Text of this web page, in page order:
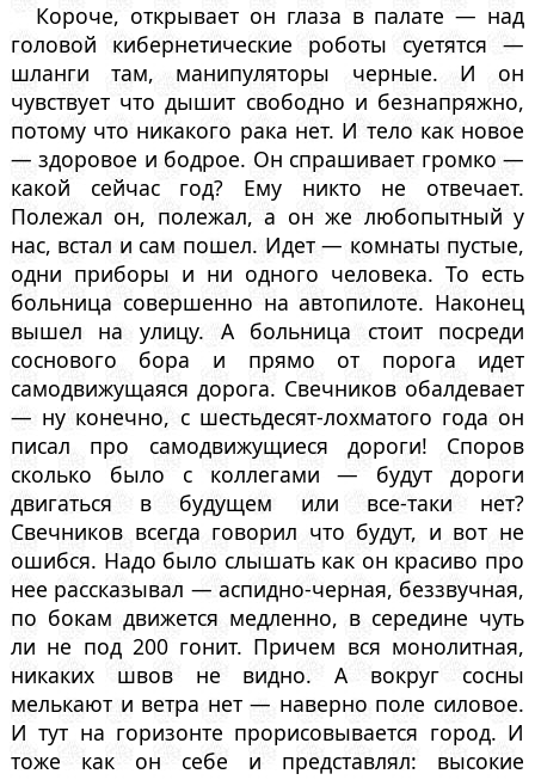
Короче, открывает он глаза в палате — над
головой кибернетические роботы суетятся —
шланги там, манипуляторы черные. И он
чувствует что дышит свободно и безнапряжно,
потому что никакого рака нет. И тело как новое
— здоровое и бодрое. Он спрашивает громко —
какой сейчас год? Ему никто не отвечает.
Полежал он, полежал, а он же любопытный у
нас, встал и сам пошел. Идет — комнаты пустые,
одни приборы и ни одного человека. То есть
больница совершенно на автопилоте. Наконец
вышел на улицу. А больница стоит посреди
соснового бора и прямо от порога идет
самодвижущаяся дорога. Свечников обалдевает
— ну конечно, с шестьдесят-лохматого года он
писал про самодвижущиеся дороги! Споров
сколько было с коллегами — будут дороги
двигаться в будущем или все-таки нет?
Свечников всегда говорил что будут, и вот не
ошибся. Надо было слышать как он красиво про
нее рассказывал — аспидно-черная, беззвучная,
по бокам движется медленно, в середине чуть
ли не под 200 гонит. Причем вся монолитная,
никаких швов не видно. А вокруг сосны
мелькают и ветра нет — наверно поле силовое.
И тут на горизонте прорисовывается город. И
тоже как он себе и представлял: высокие